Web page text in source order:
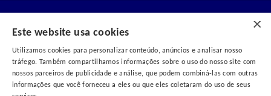
© 2025 MBRF. Todos os direitos reservados.
×
Este website usa cookies
Utilizamos cookies para personalizar conteúdo, anúncios e analisar nosso
tráfego. Também compartilhamos informações sobre o uso do nosso site com
nossos parceiros de publicidade e análise, que podem combiná-las com outras
informações que você forneceu a eles ou que eles coletaram do uso de seus